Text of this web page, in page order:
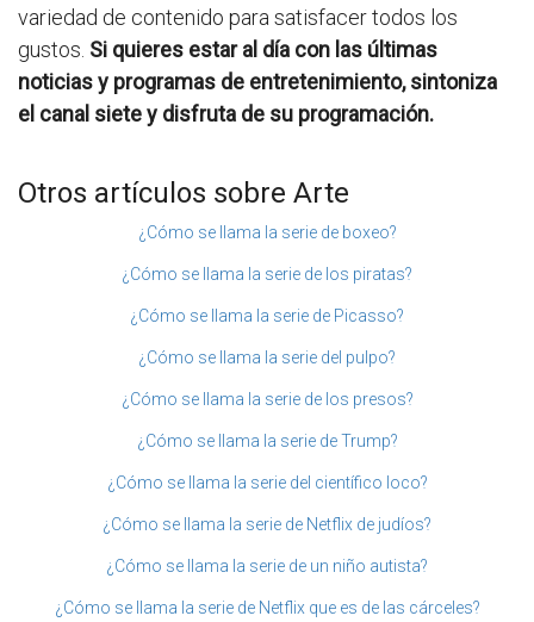
variedad de contenido para satisfacer todos los
gustos. Si quieres estar al día con las últimas
noticias y programas de entretenimiento, sintoniza
el canal siete y disfruta de su programación.
Otros artículos sobre Arte
¿Cómo se llama la serie de boxeo?
¿Cómo se llama la serie de los piratas?
¿Cómo se llama la serie de Picasso?
¿Cómo se llama la serie del pulpo?
¿Cómo se llama la serie de los presos?
¿Cómo se llama la serie de Trump?
¿Cómo se llama la serie del científico loco?
¿Cómo se llama la serie de Netflix de judíos?
¿Cómo se llama la serie de un niño autista?
¿Cómo se llama la serie de Netflix que es de las cárceles?